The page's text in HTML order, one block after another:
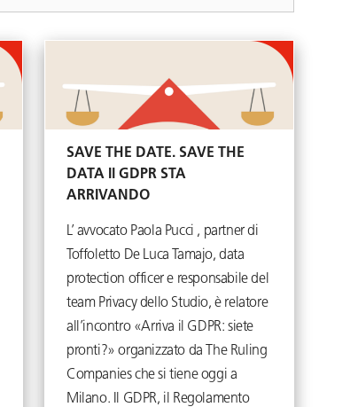
SAVE THE DATE. SAVE THE
DATA Il GDPR STA
ARRIVANDO
L’ avvocato Paola Pucci , partner di
Toffoletto De Luca Tamajo, data
protection officer e responsabile del
team Privacy dello Studio, è relatore
all’incontro «Arriva il GDPR: siete
pronti?» organizzato da The Ruling
Companies che si tiene oggi a
Milano. Il GDPR, il Regolamento